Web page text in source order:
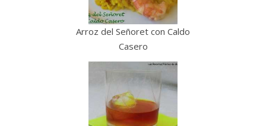
Arroz del Señoret con Caldo
Casero